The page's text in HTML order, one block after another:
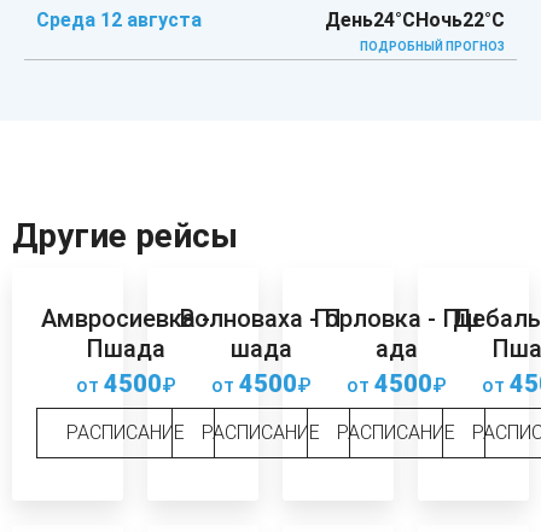
Среда 12 августа День24°C Ночь22°C
ПОДРОБНЫЙ ПРОГНОЗ
Другие рейсы
Амвросиевка -
Пшада
от 4500₽
РАСПИСАНИЕ
Волноваха - П
шада
от 4500₽
РАСПИСАНИЕ
Горловка - Пш
ада
от 4500₽
РАСПИСАНИЕ
от